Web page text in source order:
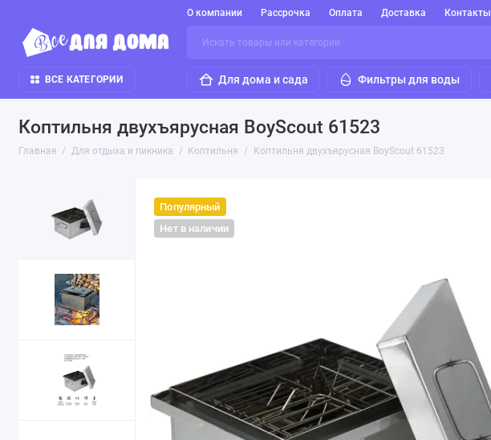
О компании Рассрочка Оплата Доставка Контакты
ВСЕ КАТЕГОРИИ Для дома и сада Фильтры для воды
Коптильня двухъярусная BoyScout 61523
Главная Для отдыха и пикника Коптильня Коптильня двухъярусная BoyScout 61523
Популярный
Нет в наличии